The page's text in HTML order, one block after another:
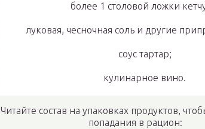
более 1 столовой ложки
луковая, чесночная соль и другие
соус тартар;
кулинарное вино.
Читайте состав на упаковках продуктов,
попадания в рацион: